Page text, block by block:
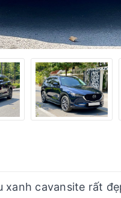
xanh cavansite rất